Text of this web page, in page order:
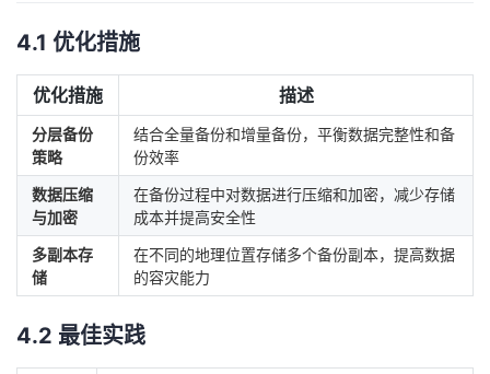
4.1 优化措施
优化措施 描述
分层备份
策略
结合全量备份和增量备份，平衡数据完整性和备
份效率
数据压缩
与加密
在备份过程中对数据进行压缩和加密，减少存储
成本并提高安全性
多副本存
储
在不同的地理位置存储多个备份副本，提高数据
的容灾能力
4.2 最佳实践